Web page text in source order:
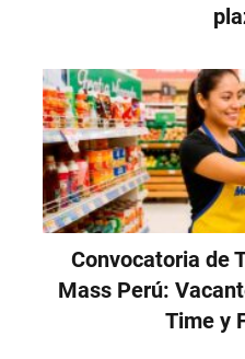
Convocatoria de
Mass Perú:
Time y